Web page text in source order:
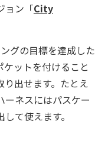
ョン「City
グの目標を達成した
ットを付けること
出せます。たとえ
ーネスにはパスケー
て使えます。